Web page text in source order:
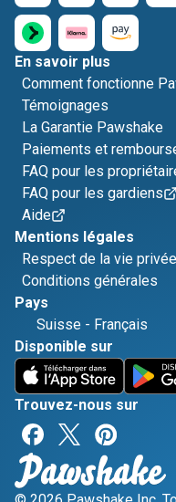
En savoir plus
Comment fonctionne
Témoignages
La Garantie Pawshake
Paiements et
FAQ pour les
FAQ pour les gardiens
Aide
Mentions légales
Respect de la vie
Conditions générales
Pays
Suisse - Français
Disponible sur
Trouvez-nous sur